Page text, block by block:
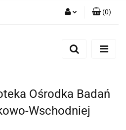
Zarejestruj się
(0)
Ośrodka Badań
Wschodniej